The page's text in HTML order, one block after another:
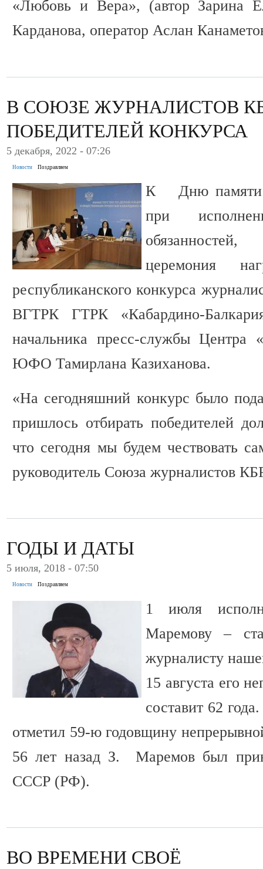
«Любовь и Вера», (автор Зарина
Карданова, оператор Аслан
В СОЮЗЕ ЖУРНАЛИСТОВ
ПОБЕДИТЕЛЕЙ КОНКУРСА
5 декабря, 2022 - 07:26
Новости Поздравляем
К Дню памяти
при
церемония
республиканского конкурса
ВГТРК ГТРК «Кабардино-
начальника пресс-службы
ЮФО Тамирлана Казиханова.
«На сегодняшний конкурс было
пришлось отбирать победителей
что сегодня мы будем чествовать
руководитель Союза журналистов
ГОДЫ И ДАТЫ
5 июля, 2018 - 07:50
Новости Поздравляем
1 июля
Маремову –
журналисту
15 августа его
составит 62
отметил 59-ю годовщину
56 лет назад З. Маремов был
СССР (РФ).
ВО ВРЕМЕНИ СВОЁ